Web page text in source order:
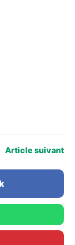
Article suivant